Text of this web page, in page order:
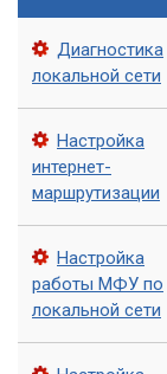
полный спектр
сети. Вот
проблемы.
кабели) и
настраивают
Диагностика
локальной сети
Настройка
интернет-
маршрутизации
Настройка
работы МФУ по
локальной сети